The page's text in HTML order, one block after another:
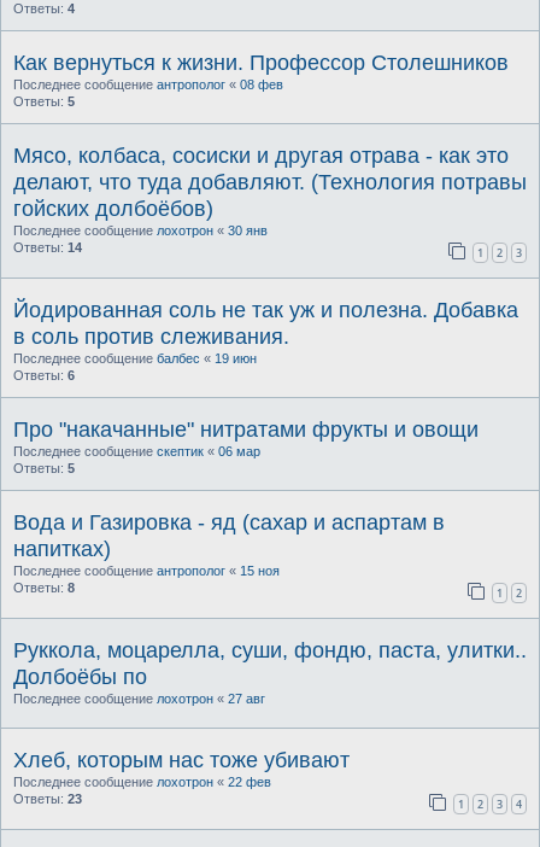
Ответы: 4
Как вернуться к жизни. Профессор Столешников
Последнее сообщение антрополог « 08 фев
Ответы: 5
Мясо, колбаса, сосиски и другая отрава - как это
делают, что туда добавляют. (Технология потравы
гойских долбоёбов)
Последнее сообщение лохотрон « 30 янв
Ответы: 14 1 2 3
Йодированная соль не так уж и полезна. Добавка
в соль против слеживания.
Последнее сообщение балбес « 19 июн
Ответы: 6
Про "накачанные" нитратами фрукты и овощи
Последнее сообщение скептик « 06 мар
Ответы: 5
Вода и Газировка - яд (сахар и аспартам в
напитках)
Последнее сообщение антрополог « 15 ноя
Ответы: 8 1 2
Руккола, моцарелла, суши, фондю, паста, улитки..
Долбоёбы по
Последнее сообщение лохотрон « 27 авг
Хлеб, которым нас тоже убивают
Последнее сообщение лохотрон « 22 фев
Ответы: 23 1 2 3 4